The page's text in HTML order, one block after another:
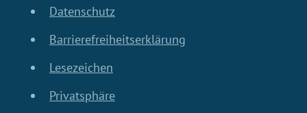
Datenschutz
Barrierefreiheitserklärung
Lesezeichen
Privatsphäre